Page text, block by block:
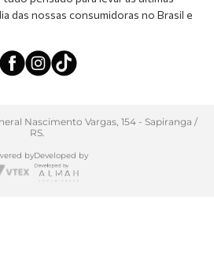
das nossas consumidoras no Brasil e
Nascimento Vargas, 154 - Sapiranga /
RS.
byDeveloped by